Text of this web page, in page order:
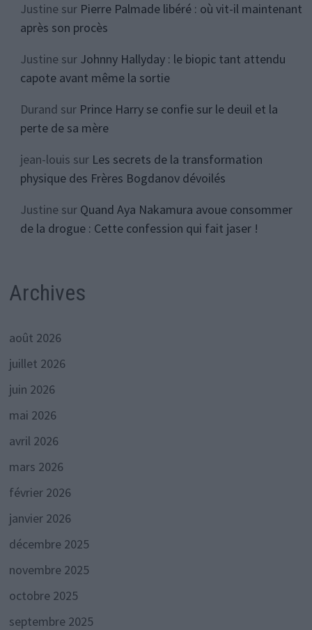
Justinesur Pierre Palmade libéré : où vit-il maintenant
après son procès
Justinesur Johnny Hallyday : le biopic tant attendu
capote avant même la sortie
Durand sur Prince Harry se confie sur le deuil et la
perte de sa mère
jean-louis sur Les secrets de la transformation
physique des Frères Bogdanov dévoilés
Justinesur Quand Aya Nakamura avoue consommer
de la drogue : Cette confession qui fait jaser !
Archives
août 2026
juillet 2026
juin 2026
mai 2026
avril 2026
mars 2026
février 2026
janvier 2026
décembre 2025
novembre 2025
octobre 2025
septembre 2025